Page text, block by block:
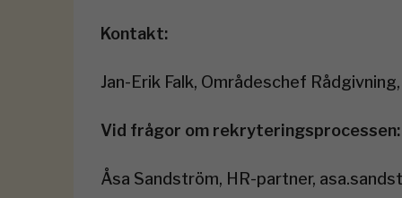
Kontakt:
Jan-Erik Falk, Områdeschef
Vid frågor om rekryteringsprocessen:
Åsa Sandström, HR-partner,